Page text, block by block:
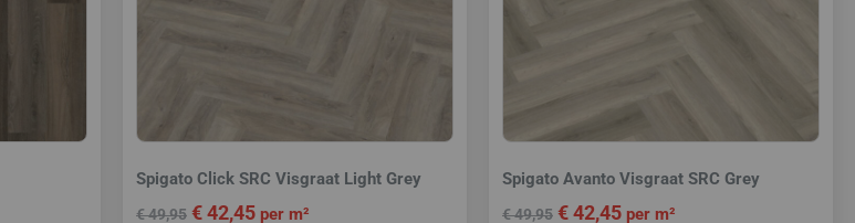
Spigato Click SRC Visgraat Light Grey
€49,95 €42,45 per m²
Spigato Avanto Visgraat SRC Grey
€49,95 €42,45 per m²